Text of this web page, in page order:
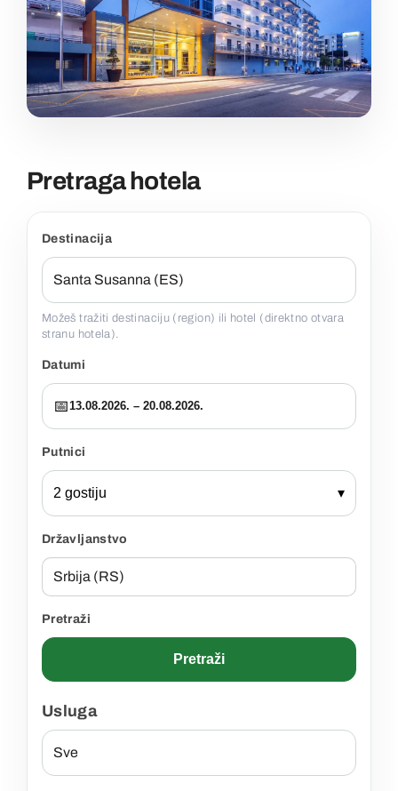
Pretraga hotela
Destinacija
Možeš tražiti destinaciju (region) ili hotel (direktno otvara
stranu hotela).
Datumi
📅13.08.2026. – 20.08.2026.
Putnici
2 gostiju ▾
Državljanstvo
Pretraži
Pretraži
Usluga